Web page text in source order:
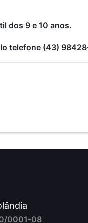
dos 9 e 10 anos.
telefone (43)
0001-08